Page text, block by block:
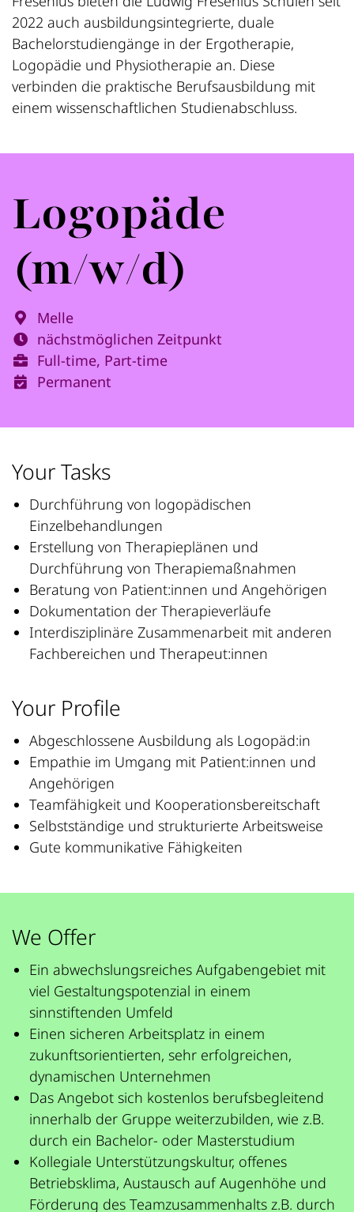
Logopäde
(m/w/d)
Melle
nächstmöglichen Zeitpunkt
Full-time, Part-time
Permanent
2022 auch ausbildungsintegrierte, duale
Bachelorstudiengänge in der Ergotherapie,
Logopädie und Physiotherapie an. Diese
verbinden die praktische Berufsausbildung mit
einem wissenschaftlichen Studienabschluss.
Your Tasks
Durchführung von logopädischen
Einzelbehandlungen
Erstellung von Therapieplänen und
Durchführung von Therapiemaßnahmen
Beratung von Patient:innen und Angehörigen
Dokumentation der Therapieverläufe
Interdisziplinäre Zusammenarbeit mit anderen
Fachbereichen und Therapeut:innen
Your Profile
Abgeschlossene Ausbildung als Logopäd:in
Empathie im Umgang mit Patient:innen und
Angehörigen
Teamfähigkeit und Kooperationsbereitschaft
Selbstständige und strukturierte Arbeitsweise
Gute kommunikative Fähigkeiten
We Offer
Ein abwechslungsreiches Aufgabengebiet mit
viel Gestaltungspotenzial in einem
sinnstiftenden Umfeld
Einen sicheren Arbeitsplatz in einem
zukunftsorientierten, sehr erfolgreichen,
dynamischen Unternehmen
Das Angebot sich kostenlos berufsbegleitend
innerhalb der Gruppe weiterzubilden, wie z.B.
durch ein Bachelor- oder Masterstudium
Kollegiale Unterstützungskultur, offenes
Betriebsklima, Austausch auf Augenhöhe und
Förderung des Teamzusammenhalts z.B. durch